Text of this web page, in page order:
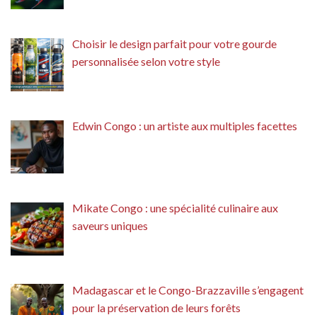
Choisir le design parfait pour votre gourde
personnalisée selon votre style
Edwin Congo : un artiste aux multiples facettes
Mikate Congo : une spécialité culinaire aux
saveurs uniques
Madagascar et le Congo-Brazzaville s’engagent
pour la préservation de leurs forêts